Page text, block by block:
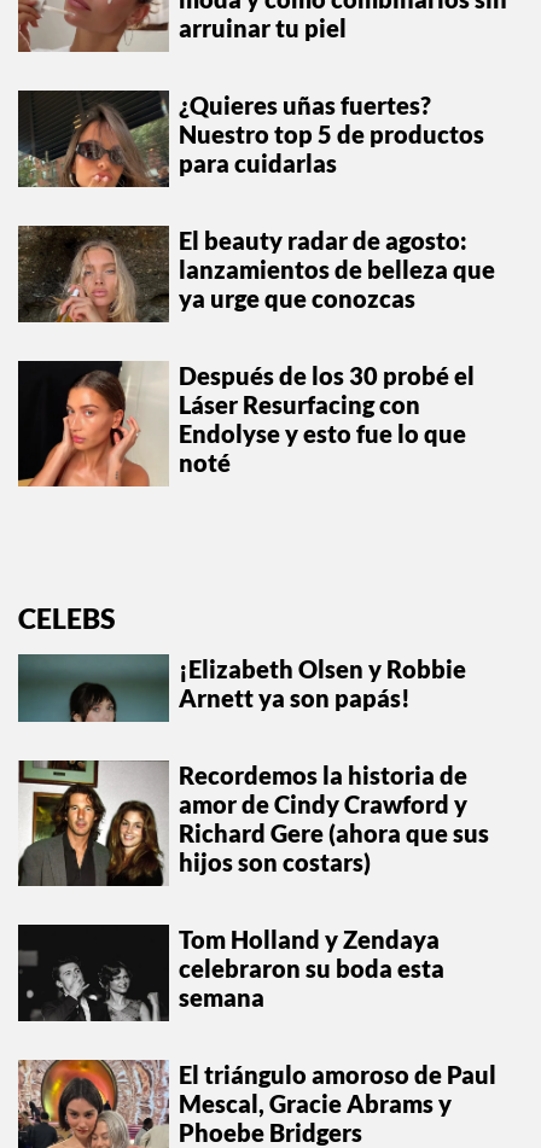
arruinar tu piel
¿Quieres uñas fuertes?
Nuestro top 5 de productos
para cuidarlas
El beauty radar de agosto:
lanzamientos de belleza que
ya urge que conozcas
Después de los 30 probé el
Láser Resurfacing con
Endolyse y esto fue lo que
noté
CELEBS
¡Elizabeth Olsen y Robbie
Arnett ya son papás!
Recordemos la historia de
amor de Cindy Crawford y
Richard Gere (ahora que sus
hijos son costars)
Tom Holland y Zendaya
celebraron su boda esta
semana
El triángulo amoroso de Paul
Mescal, Gracie Abrams y
Phoebe Bridgers